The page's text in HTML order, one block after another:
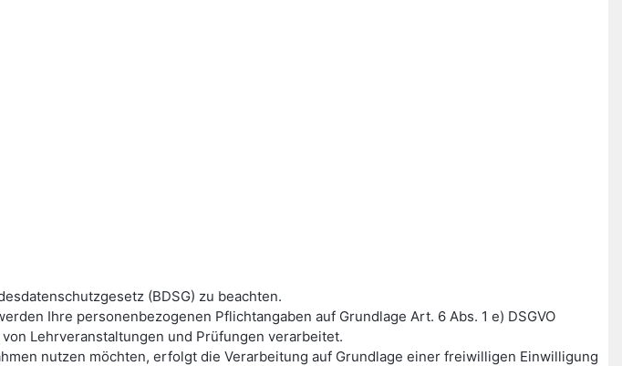
(BDSG) zu beachten.
Ihre personenbezogenen Pflichtangaben auf Grundlage Art. 6 Abs. 1 e) DSGVO
Lehrveranstaltungen und Prüfungen verarbeitet.
nutzen möchten, erfolgt die Verarbeitung auf Grundlage einer freiwilligen Einwilligung